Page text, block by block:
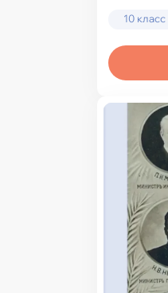
10 класс